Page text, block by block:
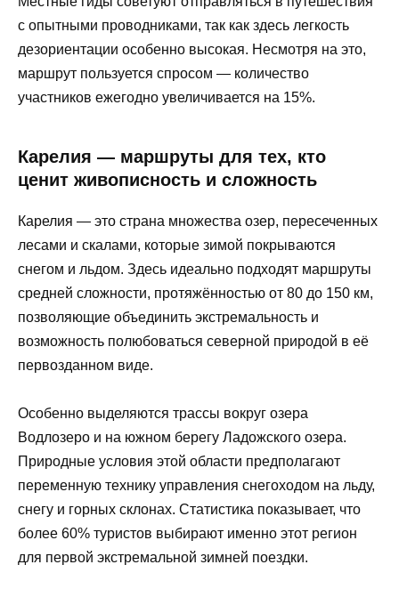
с опытными проводниками, так как здесь легкость
дезориентации особенно высокая. Несмотря на это,
маршрут пользуется спросом — количество
участников ежегодно увеличивается на 15%.
Карелия — маршруты для тех, кто
ценит живописность и сложность
Карелия — это страна множества озер, пересеченных
лесами и скалами, которые зимой покрываются
снегом и льдом. Здесь идеально подходят маршруты
средней сложности, протяжённостью от 80 до 150 км,
позволяющие объединить экстремальность и
возможность полюбоваться северной природой в её
первозданном виде.
Особенно выделяются трассы вокруг озера
Водлозеро и на южном берегу Ладожского озера.
Природные условия этой области предполагают
переменную технику управления снегоходом на льду,
снегу и горных склонах. Статистика показывает, что
более 60% туристов выбирают именно этот регион
для первой экстремальной зимней поездки.